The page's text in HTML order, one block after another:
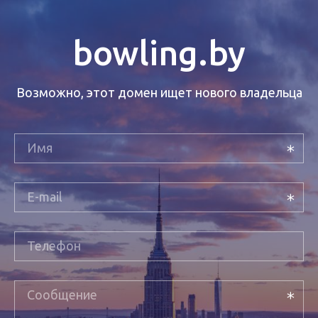
bowling.by
Возможно, этот домен ищет нового владельца
Имя
E-mail
Телефон
Сообщение